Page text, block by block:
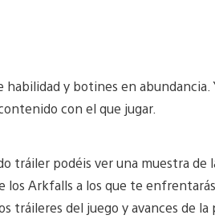
y botines en abundancia.
con el que jugar.
tráiler podéis ver una muestra de
los Arkfalls a los que te
tráileres del juego y avances de la